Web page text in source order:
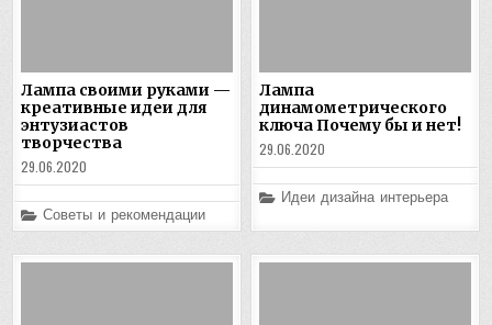
Лампа своими руками —
креативные идеи для
энтузиастов
творчества
29.06.2020
Posted
in
Советы и рекомендации
Лампа
динамометрического
ключа Почему бы и нет!
29.06.2020
Posted
in
Идеи дизайна интерьера